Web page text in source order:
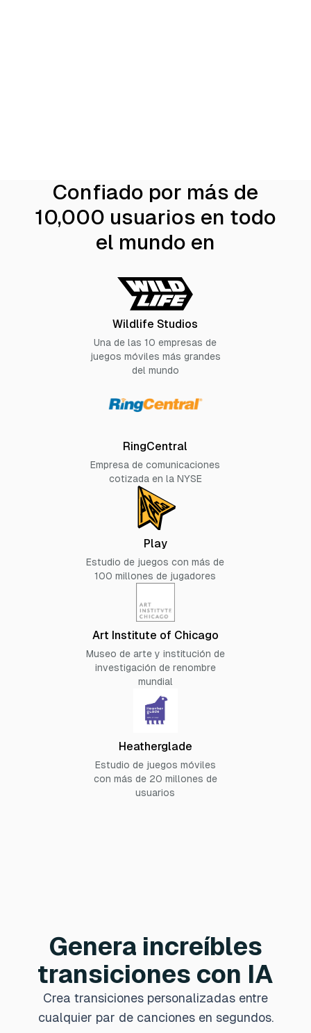
Confiado por más de
10,000 usuarios en todo
el mundo en
Wildlife Studios
Una de las 10 empresas de
juegos móviles más grandes
del mundo
RingCentral
Empresa de comunicaciones
cotizada en la NYSE
Play
Estudio de juegos con más de
100 millones de jugadores
Art Institute of Chicago
Museo de arte y institución de
investigación de renombre
mundial
Heatherglade
Estudio de juegos móviles
con más de 20 millones de
usuarios
Genera increíbles
transiciones con IA
Crea transiciones personalizadas entre
cualquier par de canciones en segundos.